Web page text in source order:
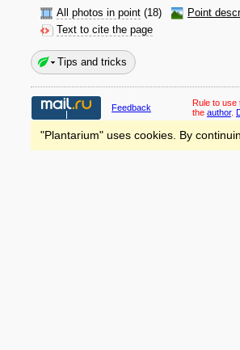
All photos in point (18) Point
Text to cite the page
Tips and tricks
Feedback Rule to use
the author.
"Plantarium" uses cookies. By